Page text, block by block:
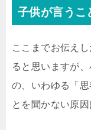
子供が言うこ
ここまでお伝え
ると思いますが
の、いわゆる「
とを聞かない原